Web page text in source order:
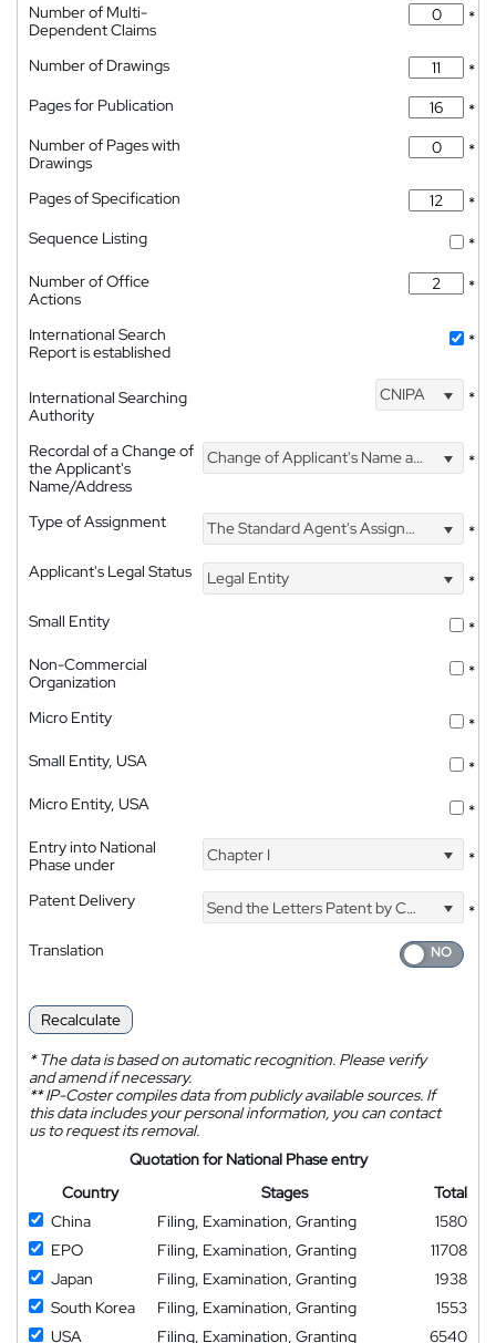
Number of Multi-
Dependent Claims
*
Number of Drawings
*
Pages for Publication
*
Number of Pages with
Drawings
*
Pages of Specification
*
Sequence Listing
*
Number of Office
Actions
*
International Search
Report is established
*
International Searching
Authority
CNIPA *
Recordal of a Change of
the Applicant's
Name/Address
Change of Applicant's Name and Address *
Type of Assignment The Standard Agent's Assignment
*
Applicant's Legal Status
Legal Entity
*
Small Entity
*
Non-Commercial
Organization
*
Micro Entity
*
Small Entity, USA
*
Micro Entity, USA
*
Entry into National
Phase under
Chapter I *
Patent Delivery Send the Letters Patent by Courier
*
Translation
Recalculate
*The data is based on automatic recognition. Please verify
and amend if necessary.
**IP-Coster compiles data from publicly available sources. If
this data includes your personal information, you can contact
us to request its removal.
Quotation for National Phase entry
Country
Stages
Total
China
Filing, Examination, Granting
1580
EPO
Filing, Examination, Granting
11708
Japan
Filing, Examination, Granting
1938
South Korea
Filing, Examination, Granting
1553
USA
Filing, Examination, Granting 6540